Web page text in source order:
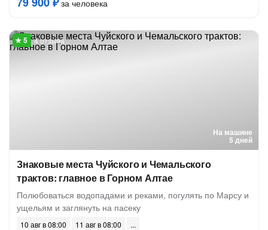
за человека
На машине
5 дней
4 отзыва
Знаковые места Чуйского и Чемальского
трактов: главное в Горном Алтае
Полюбоваться водопадами и реками, погулять по Марсу и
ущельям и заглянуть на пасеку
10 авг в 08:00 11 авг в 08:00